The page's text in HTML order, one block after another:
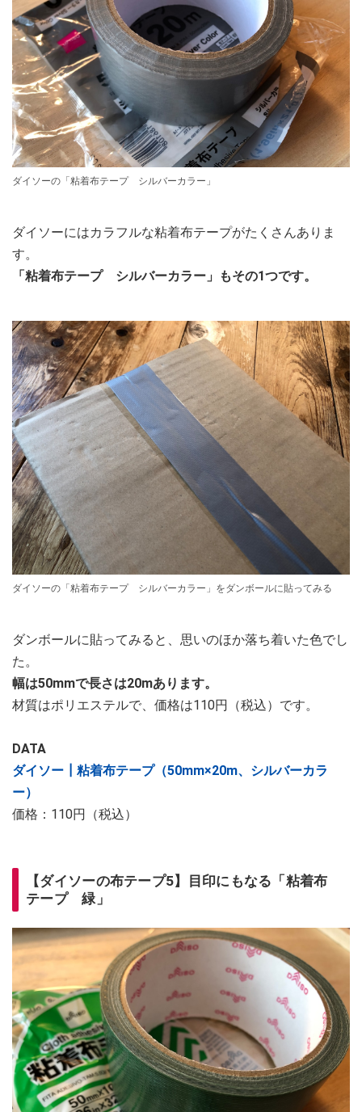
ダイソーの「粘着布テープ シルバーカラー」
ダイソーにはカラフルな粘着布テープがたくさんありま
す。
「粘着布テープ シルバーカラー」もその1つです。
ダイソーの「粘着布テープ シルバーカラー」をダンボールに貼ってみる
ダンボールに貼ってみると、思いのほか落ち着いた色でし
た。
幅は50mmで長さは20mあります。
材質はポリエステルで、価格は110円（税込）です。
DATA
ダイソー┃粘着布テープ（50mm×20m、シルバーカラ
ー）
価格：110円（税込）
【ダイソーの布テープ5】目印にもなる「粘着布
テープ 緑」